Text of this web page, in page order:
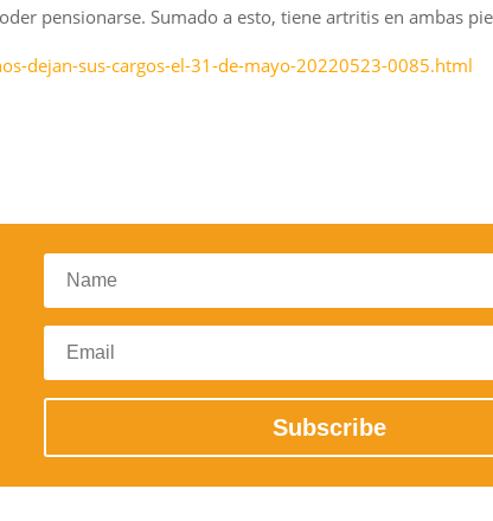
pensionarse. Sumado a esto, tiene artritis en ambas
dejan-sus-cargos-el-31-de-mayo-20220523-0085.html
Subscribe